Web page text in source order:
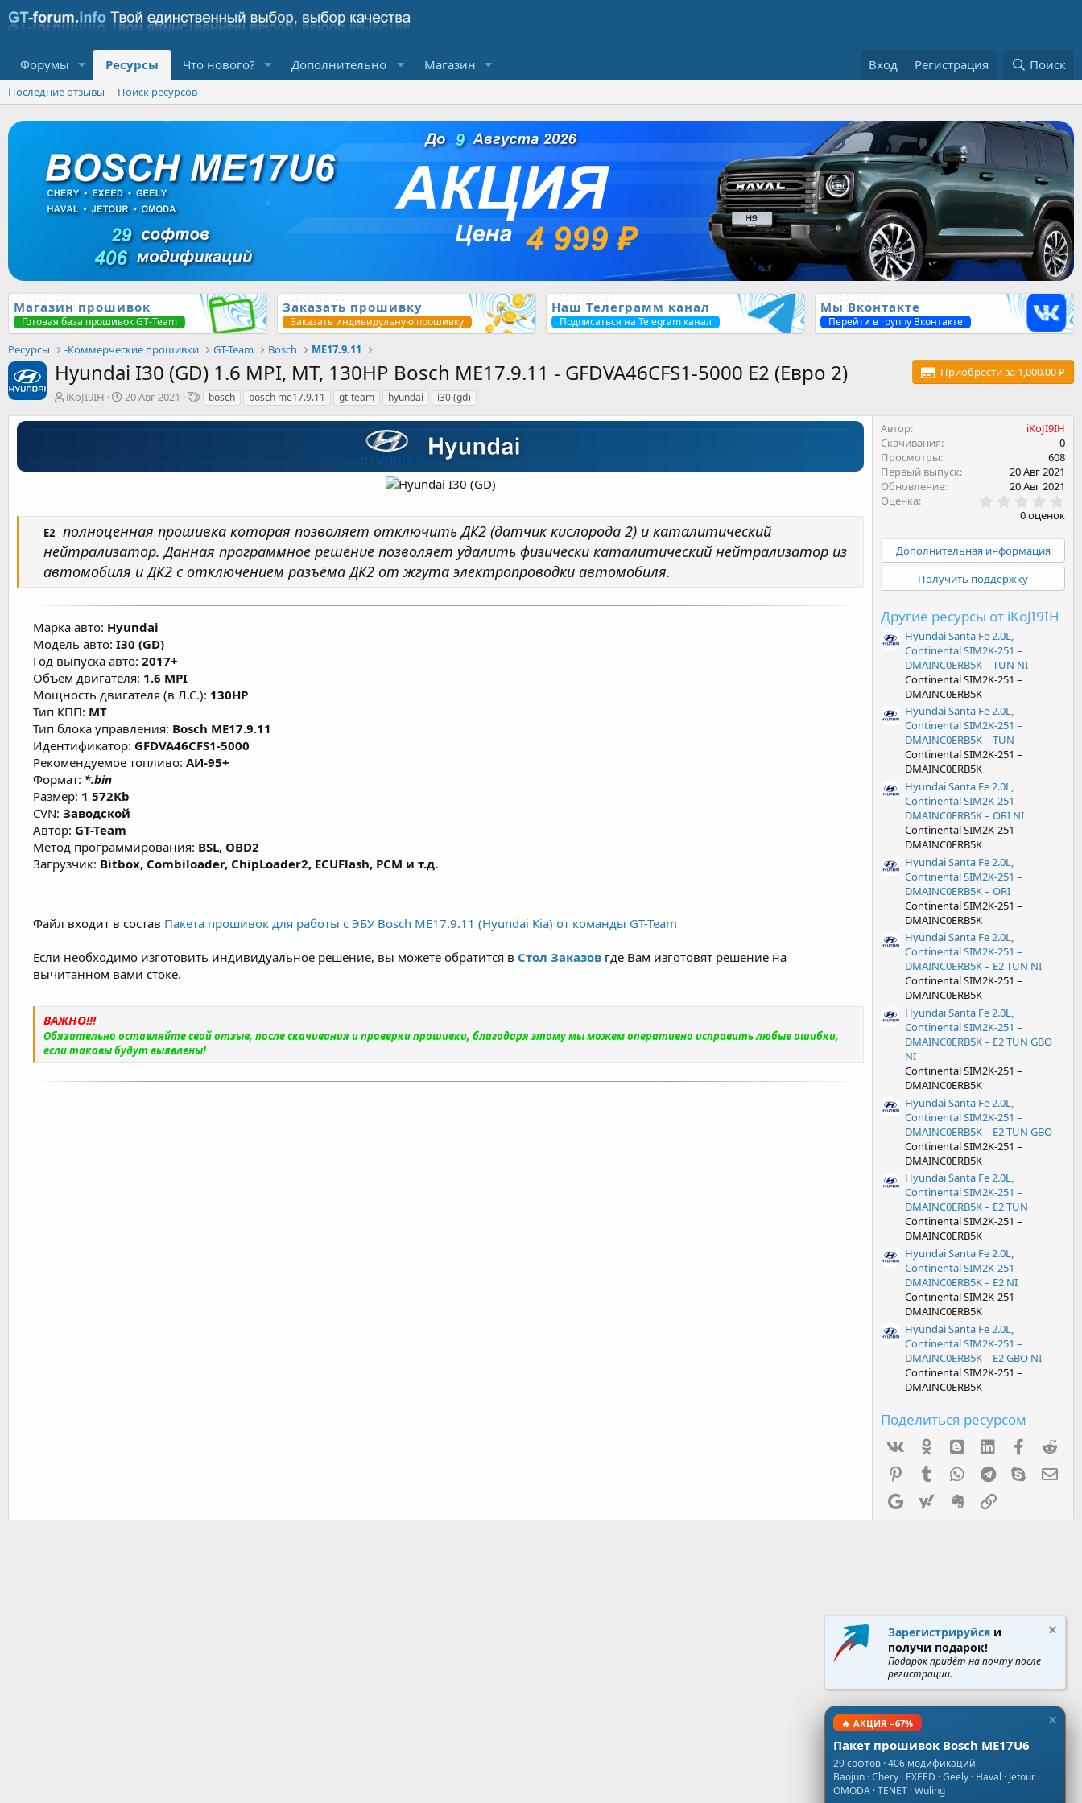
Форумы Ресурсы Что нового? Дополнительно Магазин Вход Регистрация Поиск
Последние отзывы Поиск ресурсов
Магазин прошивок
Готовая база прошивок GT-Team
Заказать прошивку
Заказать индивидульную прошивку
Наш Телеграмм канал
Подписаться на Telegram канал
Мы Вконтакте
Перейти в группу Вконтакте
Ресурсы -Коммерческие прошивки GT-Team Bosch ME17.9.11
Hyundai I30 (GD) 1.6 MPI, MT, 130HP Bosch ME17.9.11 - GFDVA46CFS1-5000 E2 (Евро 2)
Приобрести за 1,000.00 ₽
А
т
iKoJI9IH
Д
т
о
н
и
я
20 Авг 2021
Т
г
bosch bosch me17.9.11 gt-team hyundai i30 (gd)
Е2-полноценная прошивка которая позволяет отключить ДК2 (датчик кислорода 2) и каталитический
нейтрализатор. Данная программное решение позволяет удалить физически каталитический нейтрализатор из
автомобиля и ДК2 с отключением разъёма ДК2 от жгута электропроводки автомобиля.
Марка авто: Hyundai
Модель авто: I30 (GD)
Год выпуска авто: 2017+
Объем двигателя: 1.6 MPI
Мощность двигателя (в Л.С.): 130HP
Тип КПП: MT
Тип блока управления: Bosch ME17.9.11
Идентификатор: GFDVA46CFS1-5000
Рекомендуемое топливо: АИ-95+
Формат: *.bin
Размер: 1 572Kb
CVN: Заводской
Автор: GT-Team
Метод программирования: BSL, OBD2
Загрузчик: Bitbox, Combiloader, ChipLoader2, ECUFlash, PCM и т.д.
Файл входит в состав Пакета прошивок для работы с ЭБУ Bosch ME17.9.11 (Hyundai Kia) от команды GT-Team
Если необходимо изготовить индивидуальное решение, вы можете обратится в Стол Заказов где Вам изготовят решение на
вычитанном вами стоке.
ВАЖНО!!!
Обязательно оставляйте свой отзыв, после скачивания и проверки прошивки, благодаря этому мы можем оперативно исправить любые ошибки,
если таковы будут выявлены!
Автор
iKoJI9IH
Скачивания
0
Просмотры
608
Первый выпуск
20 Авг 2021
Обновление
20 Авг 2021
Оценка
.
0
0
в
ё
з
0 оценок
Дополнительная информация
Получить поддержку
Другие ресурсы от iKoJI9IH
Hyundai Santa Fe 2.0L,
Continental SIM2K-251 –
DMAINC0ERB5K – TUN NI
Continental SIM2K-251 –
DMAINC0ERB5K
Hyundai Santa Fe 2.0L,
Continental SIM2K-251 –
DMAINC0ERB5K – TUN
Continental SIM2K-251 –
DMAINC0ERB5K
Hyundai Santa Fe 2.0L,
Continental SIM2K-251 –
DMAINC0ERB5K – ORI NI
Continental SIM2K-251 –
DMAINC0ERB5K
Hyundai Santa Fe 2.0L,
Continental SIM2K-251 –
DMAINC0ERB5K – ORI
Continental SIM2K-251 –
DMAINC0ERB5K
Hyundai Santa Fe 2.0L,
Continental SIM2K-251 –
DMAINC0ERB5K – E2 TUN NI
Continental SIM2K-251 –
DMAINC0ERB5K
Hyundai Santa Fe 2.0L,
Continental SIM2K-251 –
DMAINC0ERB5K – E2 TUN GBO
NI
Continental SIM2K-251 –
DMAINC0ERB5K
Hyundai Santa Fe 2.0L,
Continental SIM2K-251 –
DMAINC0ERB5K – E2 TUN GBO
Continental SIM2K-251 –
DMAINC0ERB5K
Hyundai Santa Fe 2.0L,
Continental SIM2K-251 –
DMAINC0ERB5K – E2 TUN
Continental SIM2K-251 –
DMAINC0ERB5K
Hyundai Santa Fe 2.0L,
Continental SIM2K-251 –
DMAINC0ERB5K – E2 NI
Continental SIM2K-251 –
DMAINC0ERB5K
Hyundai Santa Fe 2.0L,
Continental SIM2K-251 –
DMAINC0ERB5K – E2 GBO NI
Continental SIM2K-251 –
DMAINC0ERB5K
Поделиться ресурсом
Ok mes_blogger
Linked InFacebook
PinterestTumblr WhatsAppTelegram
Skype
Google Yahoo Evernote
Зарегистрируйся и
получи подарок!
Подарок придёт на почту после
регистрации.
🔥 АКЦИЯ −67%
Пакет прошивок Bosch ME17U6
29 софтов · 406 модификаций
Baojun · Chery · EXEED · Geely · Haval · Jetour ·
OMODA · TENET · Wuling